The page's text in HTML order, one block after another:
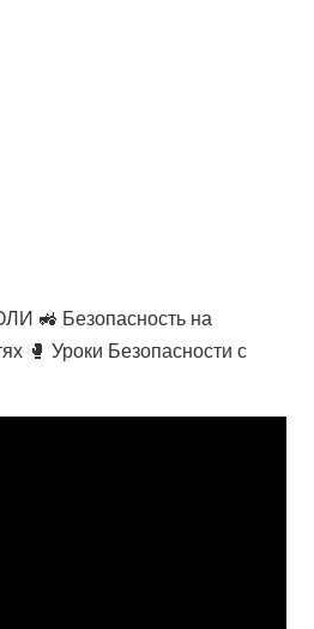
🚜 Безопасность на
🥊 Уроки Безопасности с